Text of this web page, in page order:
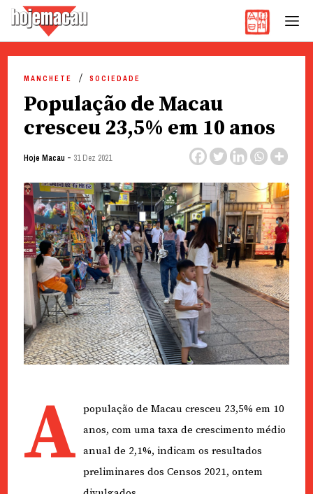
content
MANCHETE SOCIEDADE
População de Macau
cresceu 23,5% em 10 anos
Hoje Macau - 31 Dez 2021
A população de Macau cresceu 23,5% em 10
anos, com uma taxa de crescimento médio
anual de 2,1%, indicam os resultados
preliminares dos Censos 2021, ontem